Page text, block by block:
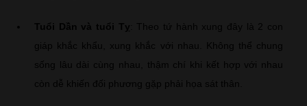
Tuổi Dần và tuổi Tỵ : Theo tứ hành xung đây là 2 con
giáp khắc khẩu, xung khắc với nhau. Không thể chung
sống lâu dài cùng nhau, thậm chí khi kết hợp với nhau
còn dễ khiến đối phương gặp phải họa sát thân.